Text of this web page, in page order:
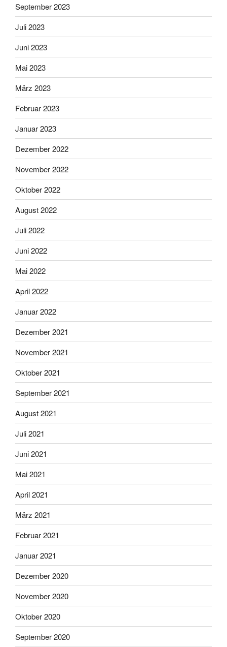
September 2023
Juli 2023
Juni 2023
Mai 2023
März 2023
Februar 2023
Januar 2023
Dezember 2022
November 2022
Oktober 2022
August 2022
Juli 2022
Juni 2022
Mai 2022
April 2022
Januar 2022
Dezember 2021
November 2021
Oktober 2021
September 2021
August 2021
Juli 2021
Juni 2021
Mai 2021
April 2021
März 2021
Februar 2021
Januar 2021
Dezember 2020
November 2020
Oktober 2020
September 2020